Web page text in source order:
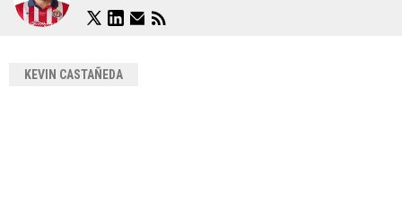
KEVIN CASTAÑEDA